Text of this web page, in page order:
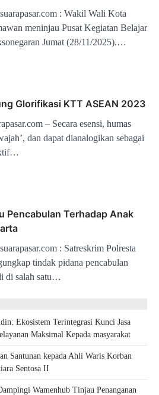
: Wakil Wali Kota
meninjau Pusat Kegiatan Belajar
Jumat (28/11/2025).…
Glorifikasi KTT ASEAN 2023
– Secara esensi, humas
dan dapat dianalogikan sebagai
Pencabulan Terhadap Anak
: Satreskrim Polresta
tindak pidana pencabulan
di salah satu…
Ekosistem Terintegrasi Kunci Jasa
Maksimal Kepada masyarakat
Santunan kepada Ahli Waris Korban
Sentosa II
Wamenhub Tinjau Penanganan